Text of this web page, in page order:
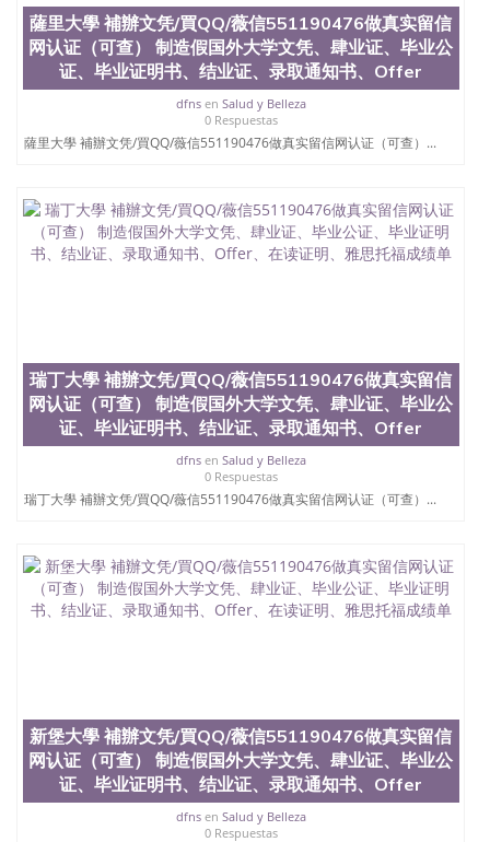
University）圣何塞州立大学结业证（San Jose State
University）圣何塞州立大学学位证（San Jose State
University）圣何塞州立大学学位证（San Jose State
University）圣何塞州立大学学历证书（San Jose
State University）圣何塞州立大学学历证书（San
Jose State University）圣何塞州立大学学历证书
（San Jose State University）澳洲读书未毕业找人做
文凭学位qq微信551190476澳洲读CQU中央昆士兰大
买澳洲大学毕业证成绩单假文凭学历
offieUniversityofSouthernQueensland 澳洲读书未毕
业找人做文凭学位qq微信551190476澳洲读CQU中央
昆士兰大学学历成绩单购买学位证书/澳洲读本科硕
证明、雅思托福成绩单
薩里大學 補辦文凭/買QQ/薇信551190476做真实留信
网认证（可查） 制造假国外大学文凭、肆业证、毕业公
证、毕业证明书、结业证、录取通知书、Offer
dfnsen Salud y Belleza
0 Respuestas
薩里大學 補辦文凭/買QQ/薇信551190476做真实留信网认证（可查）...
瑞丁大學 補辦文凭/買QQ/薇信551190476做真实留信
网认证（可查） 制造假国外大学文凭、肆业证、毕业公
证、毕业证明书、结业证、录取通知书、Offer
dfnsen Salud y Belleza
0 Respuestas
瑞丁大學 補辦文凭/買QQ/薇信551190476做真实留信网认证（可查）...
新堡大學 補辦文凭/買QQ/薇信551190476做真实留信
网认证（可查） 制造假国外大学文凭、肆业证、毕业公
证、毕业证明书、结业证、录取通知书、Offer
dfnsen Salud y Belleza
0 Respuestas